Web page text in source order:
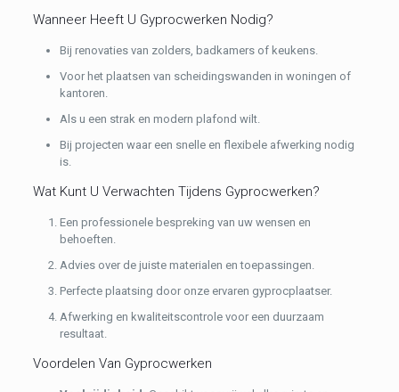
Wanneer Heeft U Gyprocwerken Nodig?
Bij renovaties van zolders, badkamers of keukens.
Voor het plaatsen van scheidingswanden in woningen of
kantoren.
Als u een strak en modern plafond wilt.
Bij projecten waar een snelle en flexibele afwerking nodig
is.
Wat Kunt U Verwachten Tijdens Gyprocwerken?
Een professionele bespreking van uw wensen en
behoeften.
Advies over de juiste materialen en toepassingen.
Perfecte plaatsing door onze ervaren gyprocplaatser.
Afwerking en kwaliteitscontrole voor een duurzaam
resultaat.
Voordelen Van Gyprocwerken